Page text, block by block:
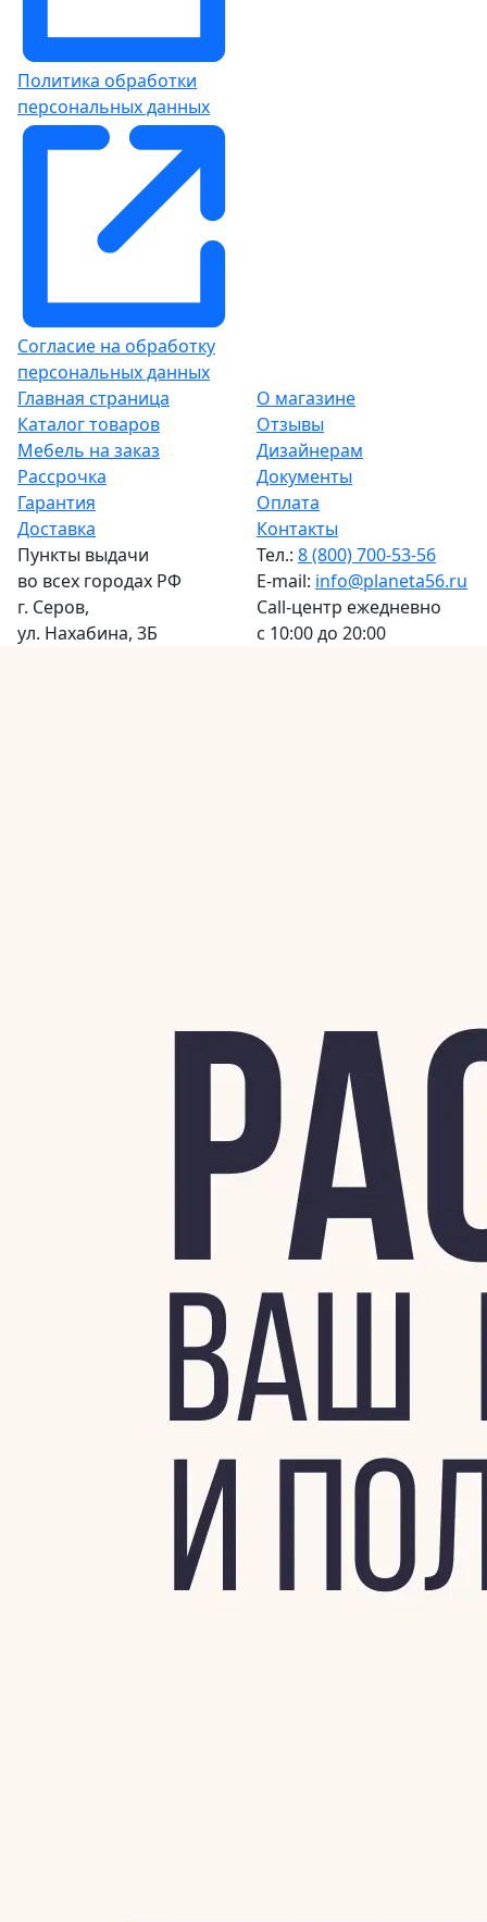
Политика обработки
персональных данных
Согласие на обработку
персональных данных
Главная страница
Каталог товаров
Мебель на заказ
Рассрочка
Гарантия
О магазине
Отзывы
Дизайнерам
Документы
Оплата
Доставка
Пункты выдачи
во всех городах РФ
г. Серов,
ул. Нахабина, 3Б
Контакты
Тел.: 8 (800) 700-53-56
E-mail: info@planeta56.ru
Call-центр ежедневно
с 10:00 до 20:00